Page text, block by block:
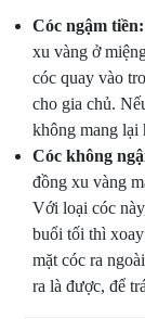
Cóc ngậm tiền:
xu vàng ở
cóc quay vào
cho gia chủ.
không mang lại
Cóc không
đồng xu vàng
Với loại cóc
buổi tối thì
mặt cóc ra
ra là được, để